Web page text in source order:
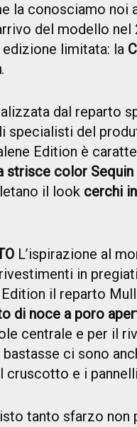
la conosciamo noi
del modello nel
edizione limitata: la
.
dal reparto
specialisti del
Edition è
strisce color Sequin
il look cerchi
L’ispirazione al
in
il reparto
di noce a poro
centrale e per il
ci sono
cruscotto e i
tanto sfarzo non